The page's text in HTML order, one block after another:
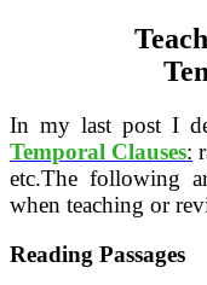
In my last post I
Temporal Clauses:
etc.The following
when teaching or
Reading Passages